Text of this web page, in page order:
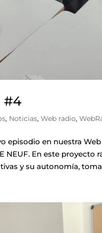
#4
, Noticias,Web radio,
episodio en nuestra
NEUF. En este proyecto
y su autonomía,